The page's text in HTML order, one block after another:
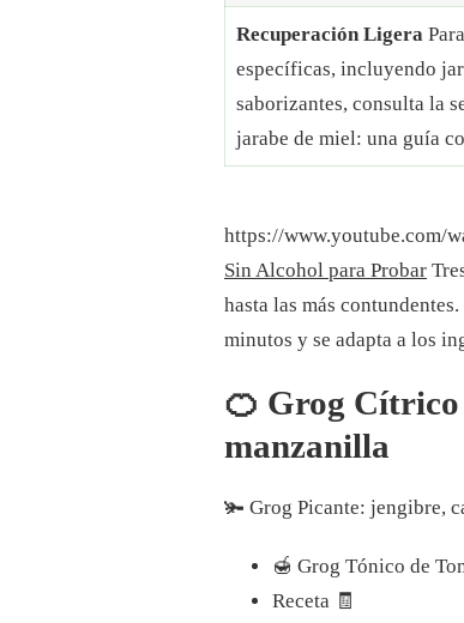
Recuperación Ligera
específicas, incluyendo
saborizantes, consulta la
jarabe de miel: una guía
https://www.youtube.com/
Sin Alcohol para Probar
hasta las más
minutos y se adapta a los
🍊 Grog
manzanilla
🫚 Grog Picante: jengibre,
🍯 Grog Tónico de
Receta 🧾